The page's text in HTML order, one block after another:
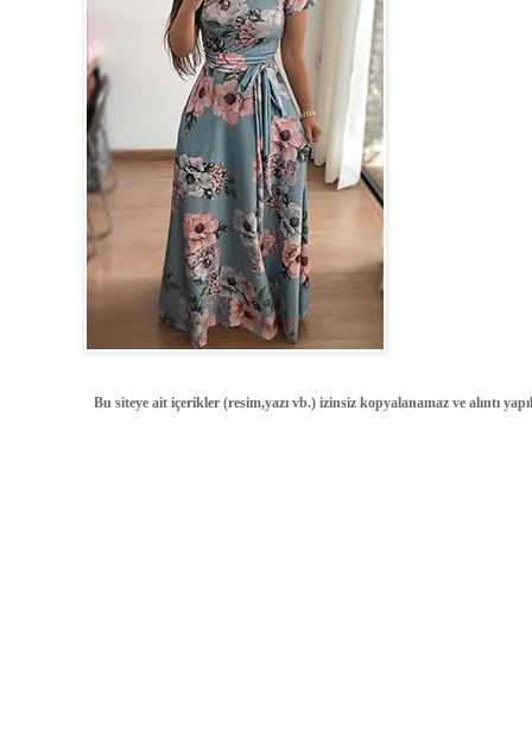
Bu siteye ait içerikler (resim,yazı vb.) izinsiz kopyalanamaz ve alıntı